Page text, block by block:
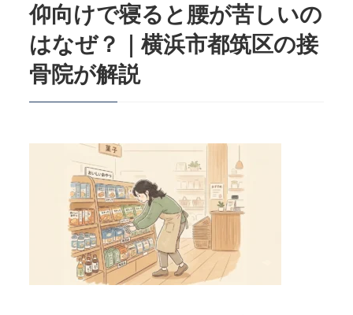
仰向けで寝ると腰が苦しいの
はなぜ？｜横浜市都筑区の接
骨院が解説